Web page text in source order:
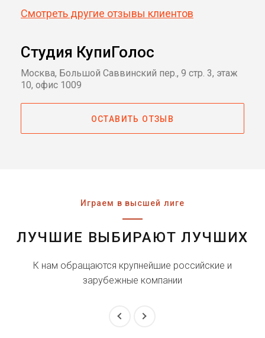
Смотреть другие отзывы клиентов
Студия КупиГолос
Москва, Большой Саввинский пер., 9 стр. 3, этаж
10, офис 1009
ОСТАВИТЬ ОТЗЫВ
Играем в высшей лиге
ЛУЧШИЕ ВЫБИРАЮТ ЛУЧШИХ
К нам обращаются крупнейшие российские и
зарубежные компании